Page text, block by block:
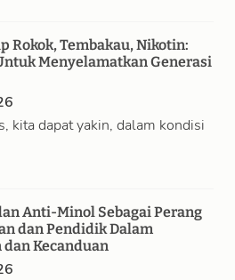
Rokok, Tembakau, Nikotin:
Menyelamatkan Generasi
kita dapat yakin, dalam kondisi
Anti-Minol Sebagai Perang
dan Pendidik Dalam
Kecanduan